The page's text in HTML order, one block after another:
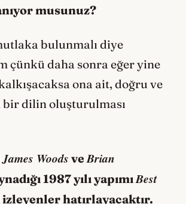
musunuz?
bulunmalı diye
çünkü daha sonra eğer yine
ona ait, doğru ve
bir dilin oluşturulması
James Woods ve Brian
1987 yılı yapımıBest
hatırlayacaktır.